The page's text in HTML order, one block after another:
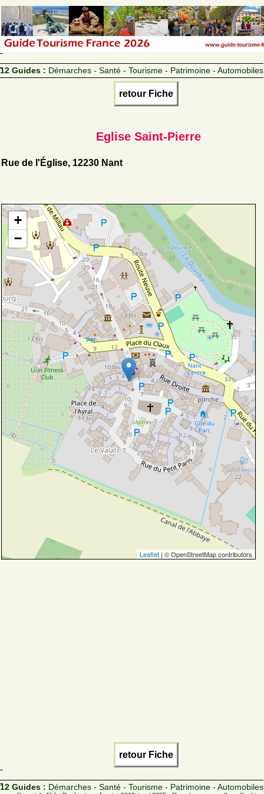
12 Guides : Démarches - Santé - Tourisme - Patrimoine - Automobiles
retour Fiche
Eglise Saint-Pierre
Rue de l'Église, 12230 Nant
+
−
Leaflet | © OpenStreetMap contributors
retour Fiche
12 Guides : Démarches - Santé - Tourisme - Patrimoine - Automobiles